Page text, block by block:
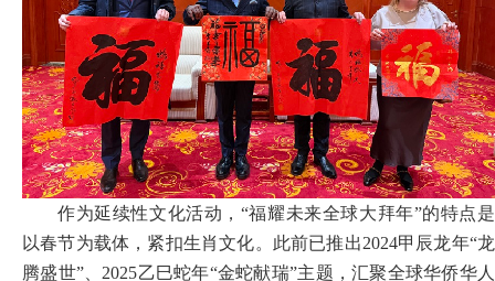
作为延续性文化活动， “福耀未来全球大拜年”的特点是
以春节为载体 ， 紧扣生肖文化。此前已推出2024甲辰龙年“龙
腾盛世”、2025乙巳蛇年“金蛇献瑞”主题，汇聚全球华侨华人